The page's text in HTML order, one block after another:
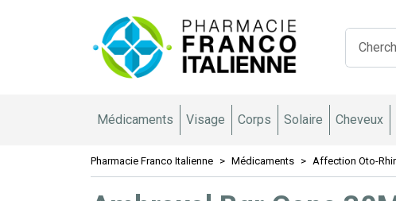
Médicaments Visage Corps Solaire Cheveux
Pharmacie Franco Italienne Médicaments Affection Oto-